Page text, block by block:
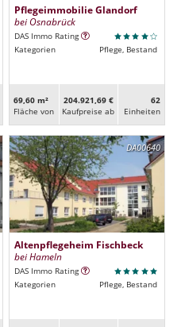
Pflegeimmobilie Glandorf
bei Osnabrück
DAS Immo Rating
Kategorien
Pflege, Bestand
69,60 m²
Fläche von
204.921,69 €
Kaufpreise ab
62
Ein­heiten
DA00640
Altenpflegeheim Fischbeck
bei Hameln
DAS Immo Rating
Kategorien
Pflege, Bestand